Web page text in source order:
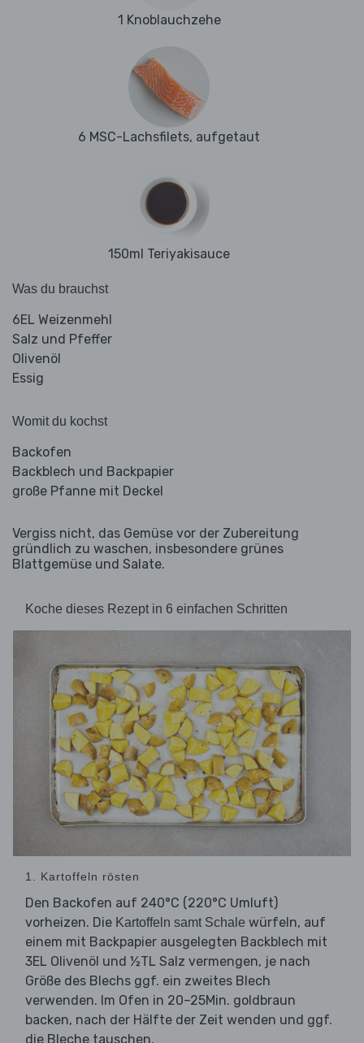
1 Knoblauchzehe
6 MSC-Lachsfilets, aufgetaut
150ml Teriyakisauce
Was du brauchst
6EL Weizenmehl
Salz und Pfeffer
Olivenöl
Essig
Womit du kochst
Backofen
Backblech und Backpapier
große Pfanne mit Deckel
Vergiss nicht, das Gemüse vor der Zubereitung
gründlich zu waschen, insbesondere grünes
Blattgemüse und Salate.
Koche dieses Rezept in 6 einfachen Schritten
1. Kartoffeln rösten
Den Backofen auf 240°C (220°C Umluft)
vorheizen. Die Kartoffeln samt Schale würfeln, auf
einem mit Backpapier ausgelegten Backblech mit
3EL Olivenöl und ½TL Salz vermengen, je nach
Größe des Blechs ggf. ein zweites Blech
verwenden. Im Ofen in 20–25Min. goldbraun
backen, nach der Hälfte der Zeit wenden und ggf.
die Bleche tauschen.